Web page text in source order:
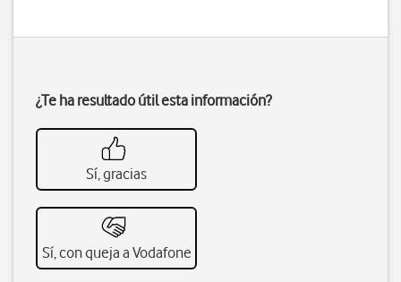
¿Te ha resultado útil esta información?
Sí, gracias
Sí, con queja a Vodafone